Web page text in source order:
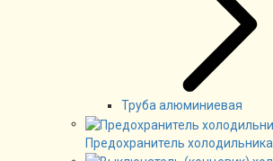
Труба алюминиевая
Предохранитель холодильника